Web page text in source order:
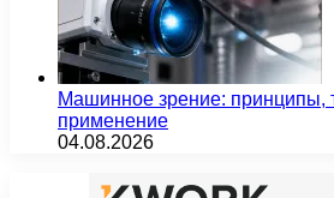
Машинное зрение: принципы,
применение
04.08.2026